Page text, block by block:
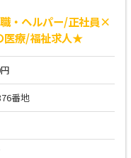
・ヘルパー/正社員×
医療/福祉求人★
番地